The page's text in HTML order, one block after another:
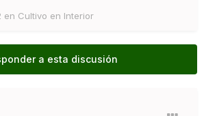
en Cultivo en Interior
a esta discusión